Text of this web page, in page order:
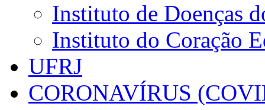
Instituto de Doenças
Instituto do Coração
UFRJ
CORONAVÍRUS